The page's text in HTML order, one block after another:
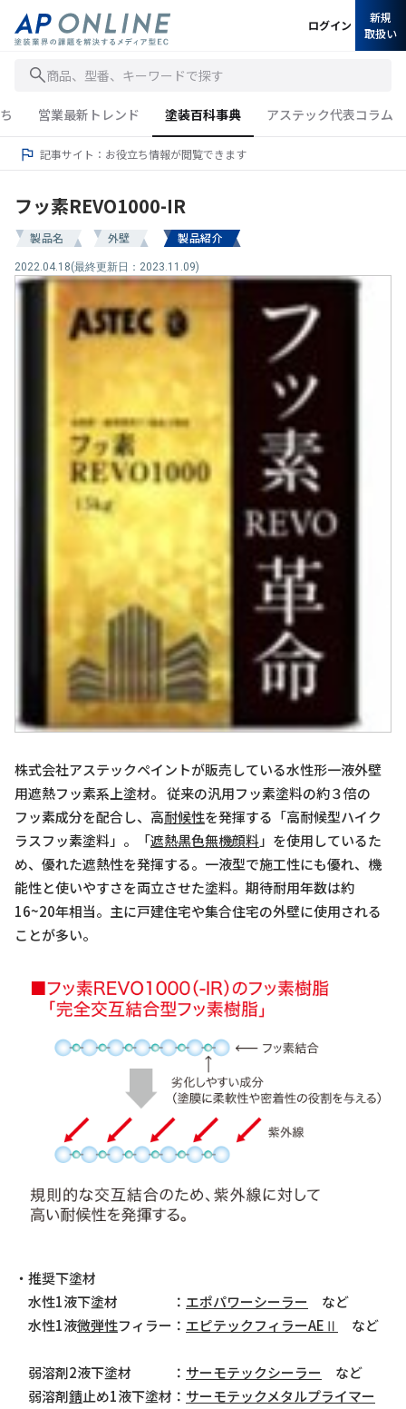
商品、型番、キーワードで探す
ログイン
新規
取扱い
営業最新トレンド 塗装百科事典 アステック代表コラム
記事サイト：お役立ち情報が閲覧できます
フッ素REVO1000-IR
製品名 外壁 製品紹介
2022.04.18(最終更新日：2023.11.09)
株式会社アステックペイントが販売している水性形一液外壁
用遮熱フッ素系上塗材。 従来の汎用フッ素塗料の約３倍の
フッ素成分を配合し、高耐候性を発揮する「高耐候型ハイク
ラスフッ素塗料」。「遮熱黒色無機顔料」を使用しているた
め、優れた遮熱性を発揮する。一液型で施工性にも優れ、機
能性と使いやすさを両立させた塗料。期待耐用年数は約
16~20年相当。主に戸建住宅や集合住宅の外壁に使用される
ことが多い。
・推奨下塗材
水性1液下塗材 ： エポパワーシーラー など
水性1液微弾性フィラー： エピテックフィラーAEⅡ など
弱溶剤2液下塗材 ： サーモテックシーラー など
弱溶剤錆止め1液下塗材： サーモテックメタルプライマー